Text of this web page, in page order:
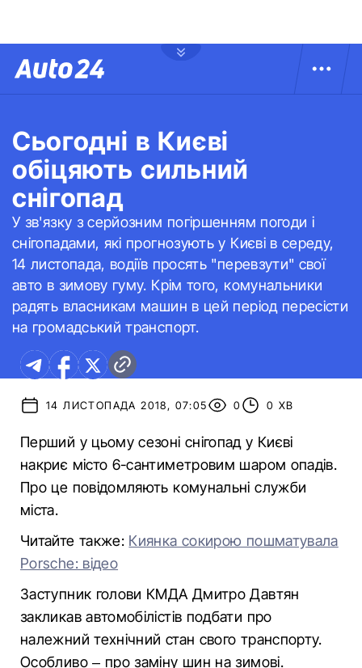
Сьогодні в Києві
обіцяють сильний
снігопад
У зв'язку з серйозним погіршенням погоди і
снігопадами, які прогнозують у Києві в середу,
14 листопада, водіїв просять "перевзути" свої
авто в зимову гуму. Крім того, комунальники
радять власникам машин в цей період пересісти
на громадський транспорт.
14 ЛИСТОПАДА 2018, 07:05 0 0 ХВ
Перший у цьому сезоні снігопад у Києві
накриє місто 6-сантиметровим шаром опадів.
Про це повідомляють комунальні служби
міста.
Читайте также: Киянка сокирою пошматувала
Porsche: відео
Заступник голови КМДА Дмитро Давтян
закликав автомобілістів подбати про
належний технічний стан свого транспорту.
Особливо – про заміну шин на зимові.